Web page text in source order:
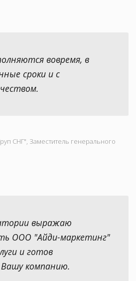
вовремя, в
сроки и с
СНГ", Заместитель генерального
выражаю
ООО "Айди-маркетинг"
и готов
компанию.